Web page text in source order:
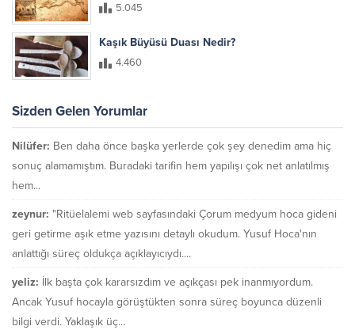
5.045
Kaşık Büyüsü Duası Nedir?
4.460
Sizden Gelen Yorumlar
Nilüfer: Ben daha önce başka yerlerde çok şey denedim ama hiç
sonuç alamamıştım. Buradaki tarifin hem yapılışı çok net anlatılmış
hem...
zeynur: "Ritüelalemi web sayfasındaki Çorum medyum hoca gideni
geri getirme aşık etme yazısını detaylı okudum. Yusuf Hoca'nın
anlattığı süreç oldukça açıklayıcıydı....
yeliz: İlk başta çok kararsızdım ve açıkçası pek inanmıyordum.
Ancak Yusuf hocayla görüştükten sonra süreç boyunca düzenli
bilgi verdi. Yaklaşık üç...